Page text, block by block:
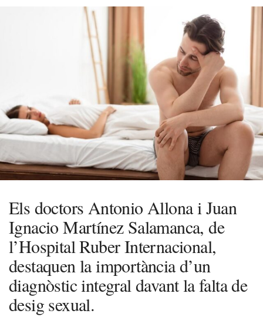
Els doctors Antonio Allona i Juan
Ignacio Martínez Salamanca, de
l’Hospital Ruber Internacional,
destaquen la importància d’un
diagnòstic integral davant la falta de
desig sexual.